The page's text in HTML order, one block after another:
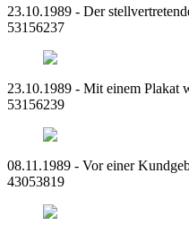
23.10.1989 - Der
53156237
23.10.1989 - Mit einem Plakat
53156239
08.11.1989 - Vor einer
43053819